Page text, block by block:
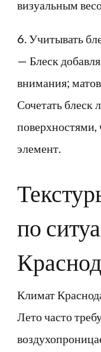
визуальным
6. Учитывать
— Блеск
внимания;
Сочетать блеск
поверхностями,
элемент.
по
Климат
Лето часто